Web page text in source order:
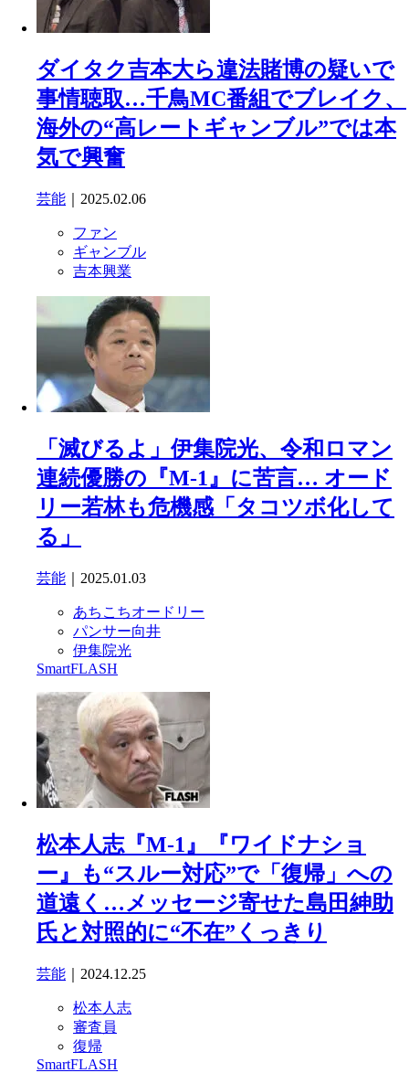
ダイタク吉本大ら違法賭博の疑いで
事情聴取…千鳥MC番組でブレイク、
海外の“高レートギャンブル”では本
気で興奮
芸能 ｜2025.02.06
ファン
ギャンブル
吉本興業
「滅びるよ」伊集院光、令和ロマン
連続優勝の『M-1』に苦言… オード
リー若林も危機感「タコツボ化して
る」
芸能 ｜2025.01.03
あちこちオードリー
パンサー向井
伊集院光
SmartFLASH
松本人志『M-1』『ワイドナショ
ー』も“スルー対応”で「復帰」への
道遠く…メッセージ寄せた島田紳助
氏と対照的に“不在”くっきり
芸能 ｜2024.12.25
松本人志
審査員
復帰
SmartFLASH